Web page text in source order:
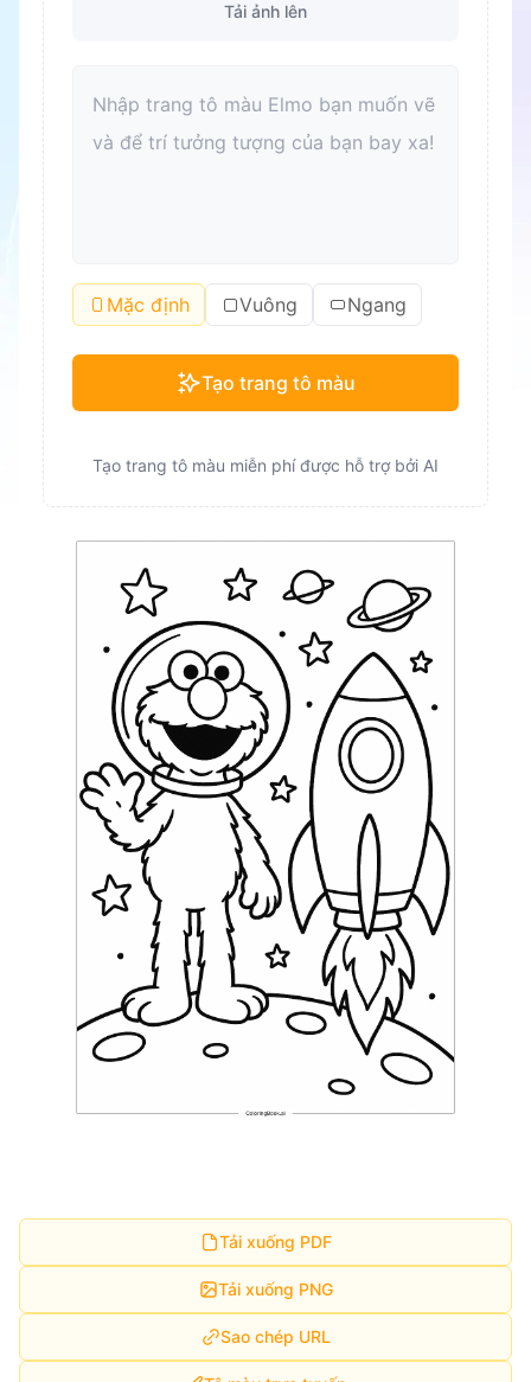
Tải ảnh lên
Mặc định Vuông Ngang
Tạo trang tô màu
Tạo trang tô màu miễn phí được hỗ trợ bởi AI
Tải xuống PDF
Tải xuống PNG
Sao chép URL